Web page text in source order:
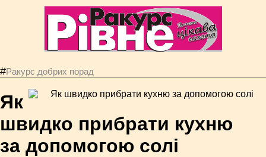
#Ракурс добрих порад
Як
швидко прибрати кухню
за допомогою солі